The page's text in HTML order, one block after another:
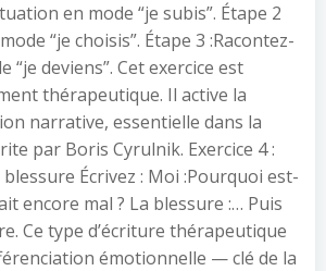
en mode “je subis”. Étape 2
“je choisis”. Étape 3 :Racontez-
“je deviens”. Cet exercice est
thérapeutique. Il active la
narrative, essentielle dans la
par Boris Cyrulnik. Exercice 4 :
Écrivez : Moi :Pourquoi est-
encore mal ? La blessure :… Puis
Ce type d’écriture thérapeutique
émotionnelle — clé de la